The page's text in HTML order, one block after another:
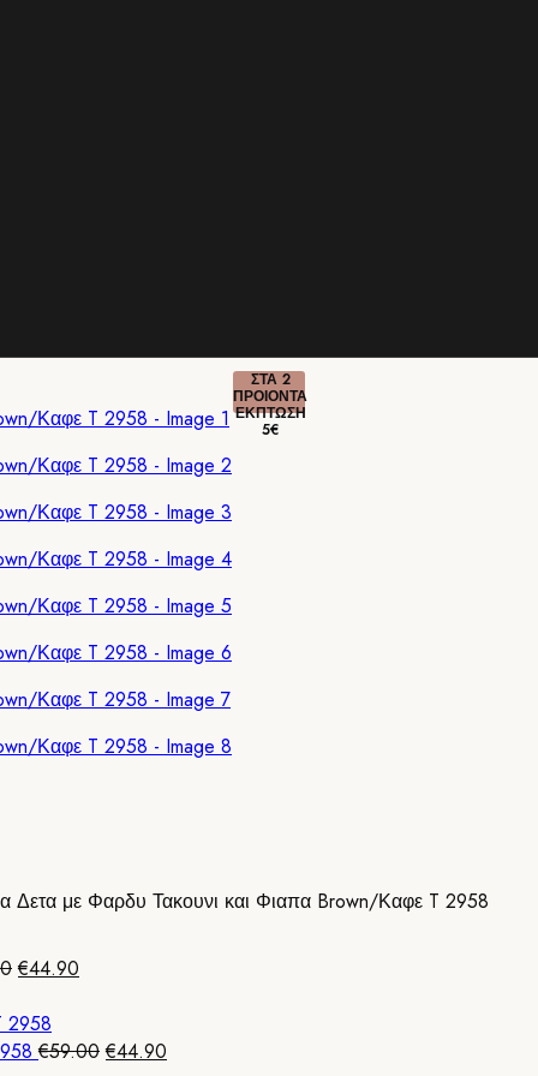
ΣΤΑ 2
ΠΡΟΙΟΝΤΑ
ΕΚΠΤΩΣΗ
5€
Δετα με Φαρδυ Τακουνι και Φιαπα Brown/Καφε T 2958
Original
was:
€59.00.
€44.90
είναι:
€59.00Original
€44.90